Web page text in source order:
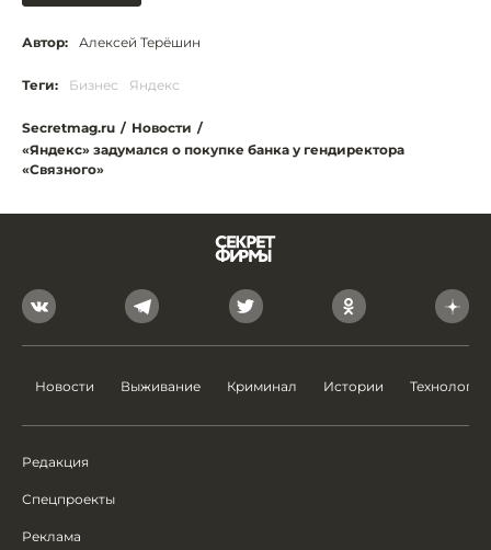
Автор: Алексей Терёшин
Теги: Бизнес Яндекс
Secretmag.ru / Новости /
«Яндекс» задумался о покупке банка у гендиректора
«Связного»
Новости Выживание Криминал Истории Технологии
Редакция
Спецпроекты
Реклама